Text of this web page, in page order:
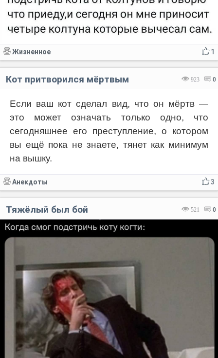
1
Жизненное
923 0
Кот притворился мёртвым
Если ваш кот сделал вид, что он мёртв —
это может означать только одно, что
сегодняшнее его преступление, о котором
вы ещё пока не знаете, тянет как минимум
на вышку.
3
Анекдоты
521 0
Тяжёлый был бой